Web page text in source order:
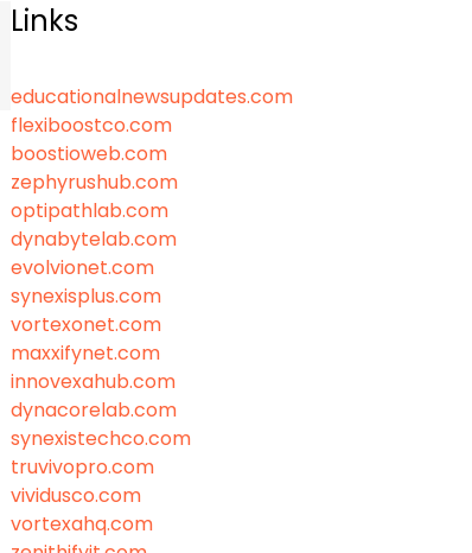
Links
educationalnewsupdates.com
flexiboostco.com
boostioweb.com
zephyrushub.com
optipathlab.com
dynabytelab.com
evolvionet.com
synexisplus.com
vortexonet.com
maxxifynet.com
innovexahub.com
dynacorelab.com
synexistechco.com
truvivopro.com
vividusco.com
vortexahq.com